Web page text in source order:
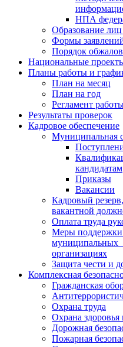
НПА
Образование
Формы
Порядок
Национальные
Планы работы и
План на месяц
План на год
Регламент
Результаты проверок
Кадровое обеспечение
Муниципальная
кандидатам
Приказы
Вакансии
Кадровый
вакантной
Оплата труда
Меры поддержки
муниципальных
организациях
Защита чести и
Комплексная
Гражданская
Охрана труда
Охрана
Дорожная
Пожарная